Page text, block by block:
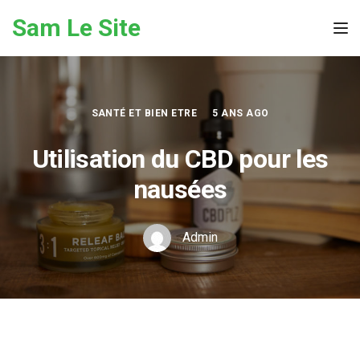
Sam Le Site
SANTÉ ET BIEN ETRE 5 ANS AGO
Utilisation du CBD pour les
nausées
Admin